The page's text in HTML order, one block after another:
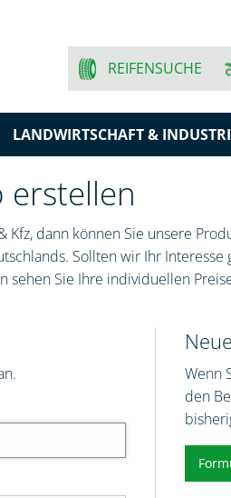
REIFENSUCHE
LANDWIRTSCHAFT &
dann können Sie unsere
Sollten wir Ihr
Sie Ihre individuellen
Wenn
den